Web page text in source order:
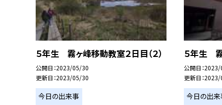
５年生 霧ヶ峰移動教室２日目（２）
公開日 2023/05/30
更新日 2023/05/30
今日の出来事
５年生 霧
公開日
更新日
今日の出